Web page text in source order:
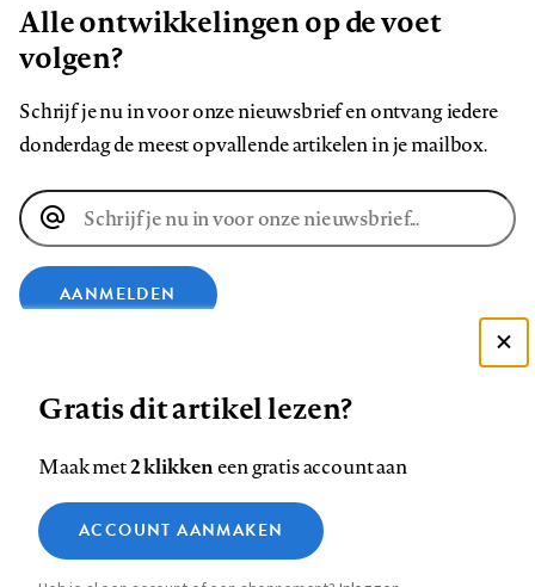
Alle ontwikkelingen op de voet
volgen?
Schrijf je nu in voor onze nieuwsbrief en ontvang iedere
donderdag de meest opvallende artikelen in je mailbox.
E-
mailadres
AANMELDEN
op
Facebook
op
LinkedIn
op
Bluesky
ons
op
InstagramYouTube
Footer
Contact Colofon Disclaimer Privacy
Medische vragen verdienen
betrouwbare antwoorden
Zie onze cookie policy
Analytische cookies
Gratis dit artikel lezen?
Maak met2 klikkeneen gratis account aan
ACCOUNT AANMAKEN